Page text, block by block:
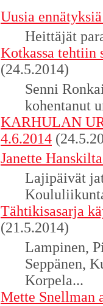
Uusia
Heittäjät
Kotkassa tehtiin
(24.5.2014)
Senni
kohentanut
KARHULAN
4.6.2014
Janette
Lajipäivät
Tähtikisasarja
(21.5.2014)
Lampinen,
Seppänen,
Korpela...
Mette Snellman